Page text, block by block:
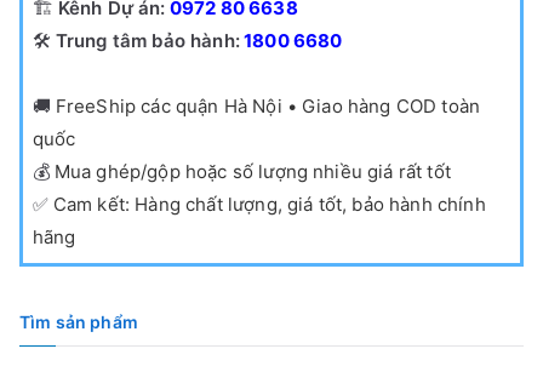
🏗️ Kênh Dự án: 0972 80 6638
🛠️ Trung tâm bảo hành:1800 6680
🚚 FreeShip các quận Hà Nội • Giao hàng COD toàn
quốc
💰 Mua ghép/gộp hoặc số lượng nhiều giá rất tốt
✅ Cam kết: Hàng chất lượng, giá tốt, bảo hành chính
hãng
Tìm sản phẩm